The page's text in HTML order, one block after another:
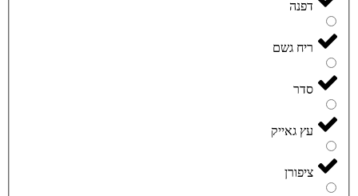
דפנה
ריח גשם
סדר
עץ גאייק
ציפורן